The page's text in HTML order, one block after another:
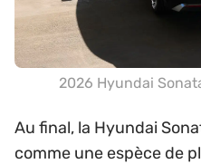
2026 Hyundai
Au final, la Hyundai
comme une espèce de